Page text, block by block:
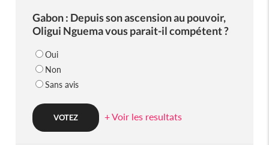
Gabon : Depuis son ascension au pouvoir,
Oligui Nguema vous parait-il compétent ?
Oui
Non
Sans avis
+ Voir les resultats